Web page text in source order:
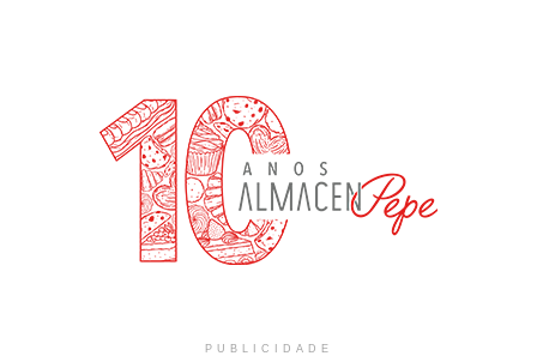
PUBLICIDADE